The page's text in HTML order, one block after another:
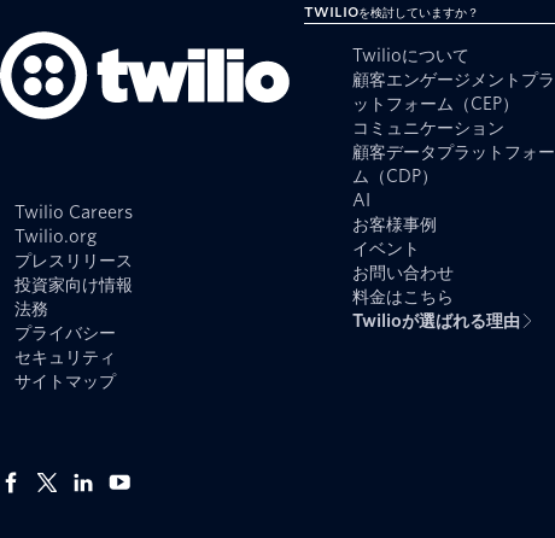
Twilio Careers
Twilio.org
プレスリリース
投資家向け情報
法務
プライバシー
セキュリティ
サイトマップ
Twilioを検討していますか？
Twilioについて
顧客エンゲージメントプラ
ットフォーム（CEP）
コミュニケーション
顧客データプラットフォー
ム（CDP）
AI
お客様事例
イベント
お問い合わせ
料金はこちら
Twilioが選ばれる理由